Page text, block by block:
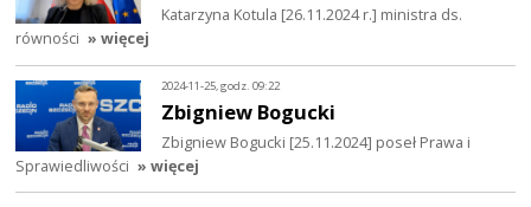
Katarzyna Kotula [26.11.2024 r.] ministra ds.
równości » więcej
2024-11-25, godz. 09:22
Zbigniew Bogucki
Zbigniew Bogucki [25.11.2024] poseł Prawa i
Sprawiedliwości » więcej